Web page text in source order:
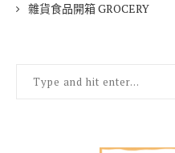
雜貨食品開箱 GROCERY